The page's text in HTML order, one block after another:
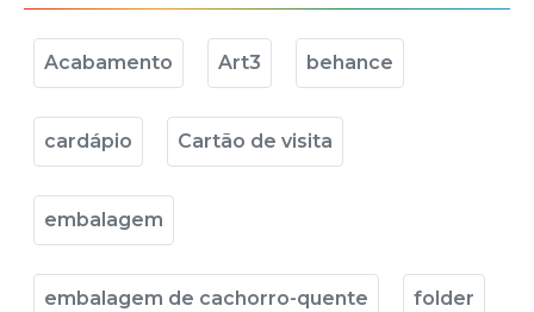
Acabamento Art3 behance
cardápio Cartão de visita
embalagem
embalagem de cachorro-quente folder